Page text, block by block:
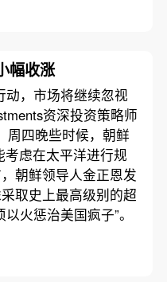
幅收涨
动，市场将继续忽视
资深投资策略师
周四晚些时候，朝鲜
考虑在太平洋进行规
朝鲜领导人金正恩发
取史上最高级别的超
火惩治美国疯子”。